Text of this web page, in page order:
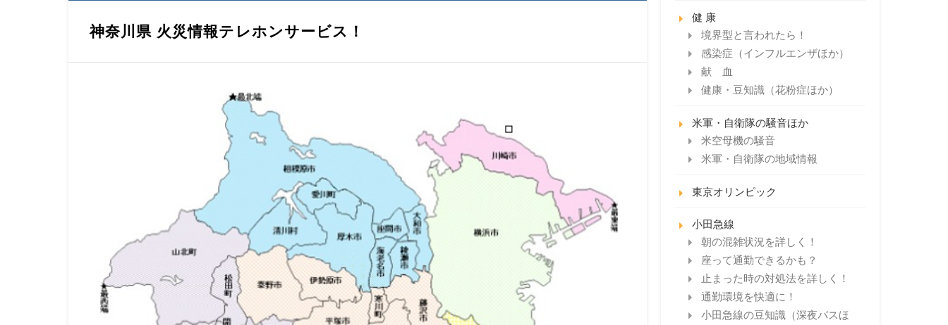
神奈川県 火災情報テレホンサービス！
健 康
境界型と言われたら！
感染症（インフルエンザほか）
献 血
健康・豆知識（花粉症ほか）
米軍・自衛隊の騒音ほか
米空母機の騒音
米軍・自衛隊の地域情報
東京オリンピック
小田急線
朝の混雑状況を詳しく！
座って通勤できるかも？
止まった時の対処法を詳しく！
通勤環境を快適に！
小田急線の豆知識（深夜バスほ